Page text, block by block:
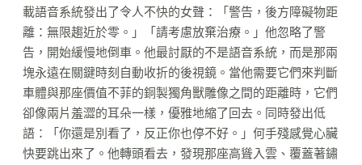
載語音系統發出了令人不快的女聲：「警告，後方障礙物距
離：無限趨近於零。」「請考慮放棄治療。」他忽略了警
告，開始緩慢地倒車。他最討厭的不是語音系統，而是那兩
塊永遠在關鍵時刻自動收折的後視鏡。當他需要它們來判斷
車體與那座價值不菲的銅製獨角獸雕像之間的距離時，它們
卻像兩片羞澀的耳朵一樣，優雅地縮了回去。同時發出低
語：「你還是別看了，反正你也停不好。」何手殘感覺心臟
快要跳出來了。他轉頭看去，發現那座高聳入雲、覆蓋著鏽